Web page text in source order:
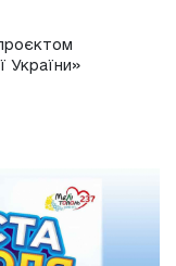
України»